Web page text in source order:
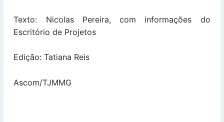
Texto: Nicolas Pereira, com informações do
Escritório de Projetos
Edição: Tatiana Reis
Ascom/TJMMG